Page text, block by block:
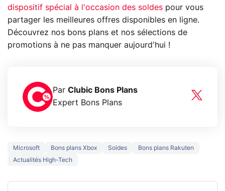
dispositif spécial à l'occasion des soldes pour vous
partager les meilleures offres disponibles en ligne.
Découvrez nos bons plans et nos sélections de
promotions à ne pas manquer aujourd'hui !
Par Clubic Bons Plans
Expert Bons Plans
Microsoft Bons plans Xbox Soldes
Bons plans Rakuten
Actualités High-Tech